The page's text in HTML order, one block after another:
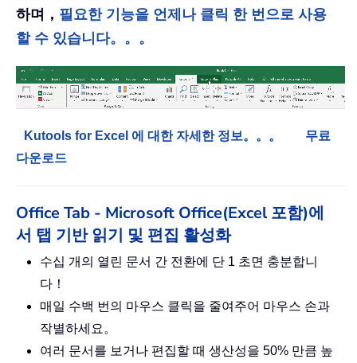
하며， 필요한 기능을 언제나 클릭 한 번으로 사용
할 수 있습니다。。。
Kutools for Excel 에 대한 자세한 정보。。。
무료
다운로드
Office Tab - Microsoft Office(Excel 포함)에
서 탭 기반 읽기 및 편집 활성화
수십 개의 열린 문서 간 전환에 단 1 초면 충분합니
다！
매일 수백 번의 마우스 클릭을 줄여주어 마우스 손과
작별하세요。
여러 문서를 보거나 편집할 때 생산성을 50% 만큼 높